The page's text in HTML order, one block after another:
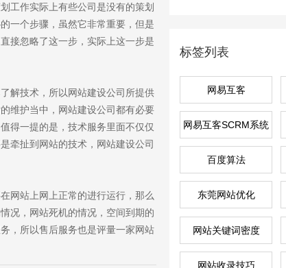
工作实际上有些公司是没有的策划
一个步骤，虽然它非常重要，但是
接忽略了这一步，实际上这一步是
解技术，所以网站建设公司所提供
维护当中，网站建设公司都有必要
得一提的是，技术服务里面不仅仅
牵扯到网站的技术，网站建设公司
网站上网上正常的进行运行，那么
况，网站死机的情况，空间到期的
，所以售后服务也是评量一家网站
标签列表
网易互客
网易互客SCRM系统
百度算法
东莞网站优化
网站关键词密度
网站收录技巧